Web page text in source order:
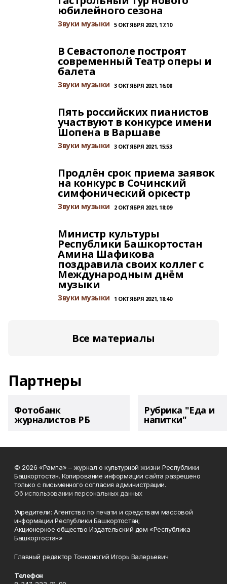
юбилейного сезона
Звуки музыки 5 ОКТЯБРЯ 2021, 17:10
В Севастополе построят
современный Театр оперы и
балета
Звуки музыки 3 ОКТЯБРЯ 2021, 16:08
Пять российских пианистов
участвуют в конкурсе имени
Шопена в Варшаве
Звуки музыки 3 ОКТЯБРЯ 2021, 15:53
Продлён срок приема заявок
на конкурс в Сочинский
симфонический оркестр
Звуки музыки 2 ОКТЯБРЯ 2021, 18:09
Министр культуры
Республики Башкортостан
Амина Шафикова
поздравила своих коллег с
Международным днём
музыки
Звуки музыки 1 ОКТЯБРЯ 2021, 18:40
Все материалы
Партнеры
Фотобанк
журналистов РБ
Рубрика "Еда и
напитки"
© 2026 «Рампа» – журнал о культурной жизни Республики
Башкортостан. Копирование информации сайта разрешено
только с письменного согласия администрации.
Об использовании персональных данных
Учредители: Агентство по печати и средствам массовой
информации Республики Башкортостан;
Акционерное общество Издательский дом «Республика
Башкортостан»
Главный редактор Тонконогий Игорь Валерьевич
Телефон